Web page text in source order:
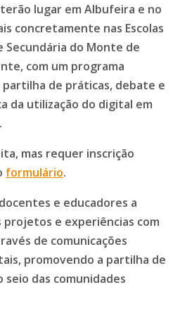
lugar em Albufeira e no
concretamente nas Escolas
Secundária do Monte de
com um programa
de práticas, debate e
da utilização do digital em
mas requer inscrição
formulário.
e educadores a
e experiências com
de comunicações
promovendo a partilha de
das comunidades